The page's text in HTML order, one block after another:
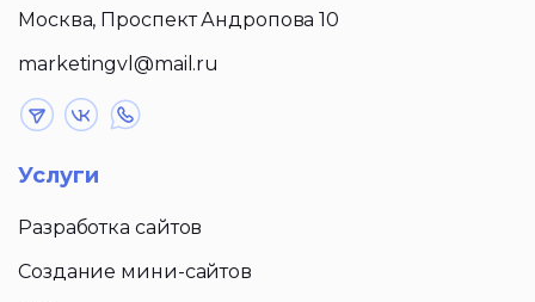
Москва, Проспект Андропова 10
marketingvl@mail.ru
Услуги
Разработка сайтов
Создание мини-сайтов